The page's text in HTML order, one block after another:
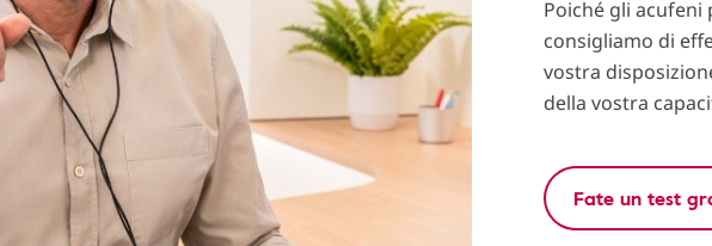
Poiché gli
consigliamo di
vostra
della vostra
Fate un test